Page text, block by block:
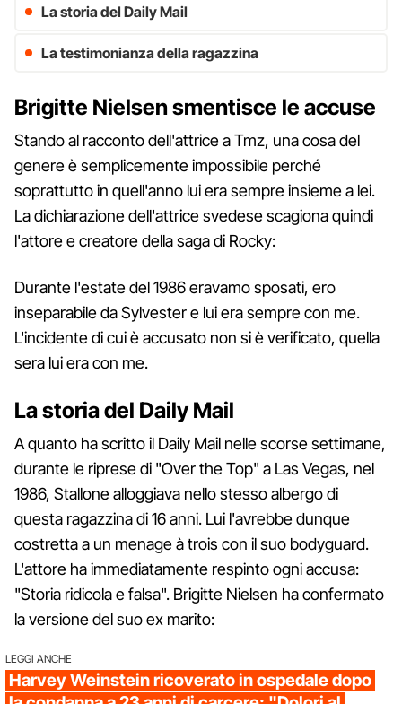
La storia del Daily Mail
La testimonianza della ragazzina
Brigitte Nielsen smentisce le accuse
Stando al racconto dell'attrice a Tmz, una cosa del
genere è semplicemente impossibile perché
soprattutto in quell'anno lui era sempre insieme a lei.
La dichiarazione dell'attrice svedese scagiona quindi
l'attore e creatore della saga di Rocky:
Durante l'estate del 1986 eravamo sposati, ero
inseparabile da Sylvester e lui era sempre con me.
L'incidente di cui è accusato non si è verificato, quella
sera lui era con me.
La storia del Daily Mail
A quanto ha scritto il Daily Mail nelle scorse settimane,
durante le riprese di "Over the Top" a Las Vegas, nel
1986, Stallone alloggiava nello stesso albergo di
questa ragazzina di 16 anni. Lui l'avrebbe dunque
costretta a un menage à trois con il suo bodyguard.
L'attore ha immediatamente respinto ogni accusa:
"Storia ridicola e falsa". Brigitte Nielsen ha confermato
la versione del suo ex marito:
LEGGI ANCHE
Harvey Weinstein ricoverato in ospedale dopo